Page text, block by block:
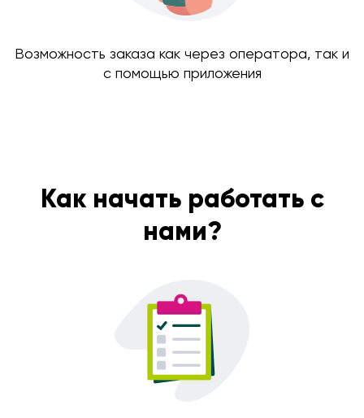
Возможность заказа как через оператора, так и
с помощью приложения
Как начать работать с
нами?